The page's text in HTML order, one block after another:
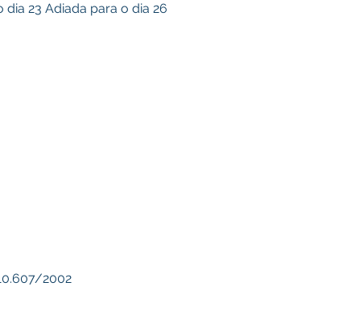
23 Adiada para o dia 26
2002